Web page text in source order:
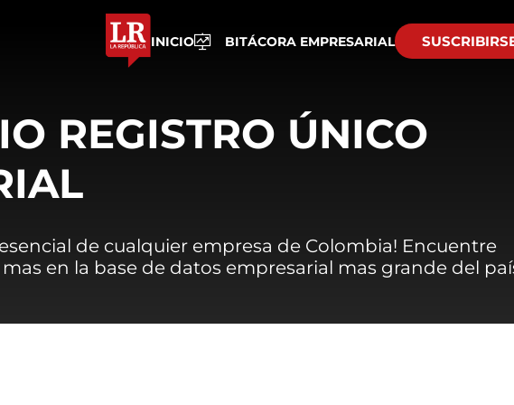
INICIO BITÁCORA EMPRESARIAL
REGISTRO ÚNICO
de cualquier empresa de Colombia! Encuentre
en la base de datos empresarial mas grande del